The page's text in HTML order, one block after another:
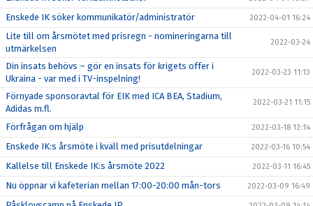
Enskede IK söker kommunikatör/administratör 2022-04-01 16:24
Lite till om årsmötet med prisregn - nomineringarna till
utmärkelsen
2022-03-24
Din insats behövs – gör en insats för krigets offer i
Ukraina - var med i TV-inspelning!
2022-03-23 11:13
Förnyade sponsoravtal för EIK med ICA BEA, Stadium,
Adidas m.fl.
2022-03-21 11:15
Förfrågan om hjälp 2022-03-18 12:14
Enskede IK:s årsmöte i kväll med prisutdelningar 2022-03-16 10:54
Kallelse till Enskede IK:s årsmöte 2022 2022-03-11 16:45
Nu öppnar vi kafeterian mellan 17:00-20:00 mån-tors 2022-03-09 16:49